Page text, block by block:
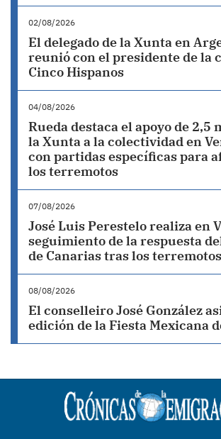
02/08/2026
El delegado de la Xunta en
reunió con el presidente de la
Cinco Hispanos
04/08/2026
Rueda destaca el apoyo de 2,5
la Xunta a la colectividad en
con partidas específicas para
los terremotos
07/08/2026
José Luis Perestelo realiza en
seguimiento de la respuesta
de Canarias tras los terremotos
08/08/2026
El conselleiro José González
edición de la Fiesta Mexicana